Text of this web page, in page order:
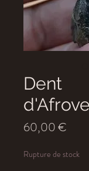
Dent
60,00 €
Rupture de stock